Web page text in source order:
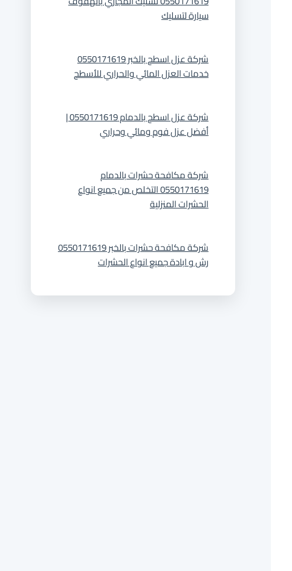
سيارة لتسليك
شركة عزل اسطح بالخبر 0550171619
خدمات العزل المائي والحراري للأسطح
شركة عزل اسطح بالدمام 0550171619 |
أفضل عزل فوم ومائي وحراري
شركة مكافحة حشرات بالدمام
0550171619 التخلص من جميع انواع
الحشرات المنزلية
شركة مكافحة حشرات بالخبر 0550171619
رش و ابادة جميع انواع الحشرات